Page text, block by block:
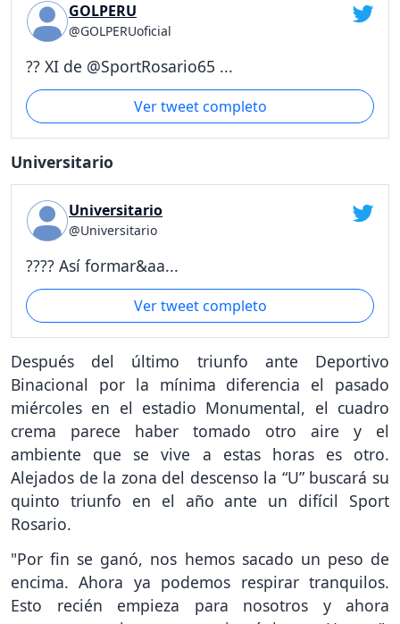
GOLPERU
@GOLPERUoficial
?? XI de @SportRosario65 ...
Ver tweet completo
Universitario
Universitario
@Universitario
???? Así formar&aa...
Ver tweet completo
Después del último triunfo ante Deportivo
Binacional por la mínima diferencia el pasado
miércoles en el estadio Monumental, el cuadro
crema parece haber tomado otro aire y el
ambiente que se vive a estas horas es otro.
Alejados de la zona del descenso la “U” buscará su
quinto triunfo en el año ante un difícil Sport
Rosario.
"Por fin se ganó, nos hemos sacado un peso de
encima. Ahora ya podemos respirar tranquilos.
Esto recién empieza para nosotros y ahora